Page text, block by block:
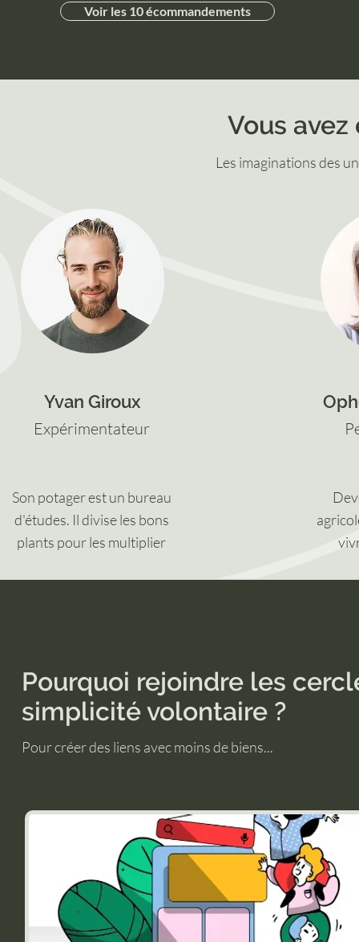
Voir les 10 écommandements
Vous avez
Les imaginations des
Yvan Giroux
Expérimentateur
Son potager est un bureau
d'études. Il divise les bons
plants pour les multiplier
Pourquoi rejoindre les
simplicité volontaire ?
Pour créer des liens avec moins de biens...